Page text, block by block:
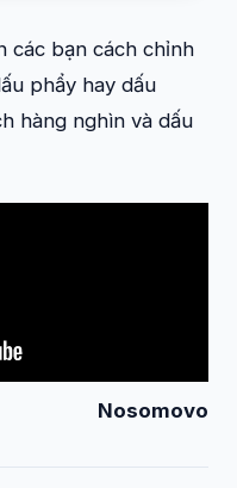
các bạn cách chỉnh
phẩy hay dấu
hàng nghìn và dấu
Nosomovo